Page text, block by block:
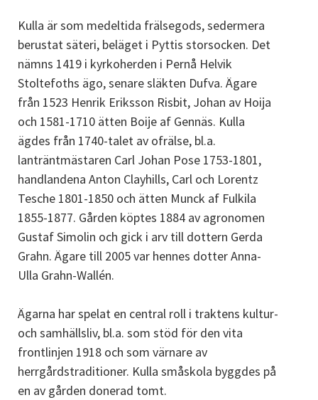
Kulla är som medeltida frälsegods, sedermera
berustat säteri, beläget i Pyttis storsocken. Det
nämns 1419 i kyrkoherden i Pernå Helvik
Stoltefoths ägo, senare släkten Dufva. Ägare
från 1523 Henrik Eriksson Risbit, Johan av Hoija
och 1581-1710 ätten Boije af Gennäs. Kulla
ägdes från 1740-talet av ofrälse, bl.a.
lanträntmästaren Carl Johan Pose 1753-1801,
handlandena Anton Clayhills, Carl och Lorentz
Tesche 1801-1850 och ätten Munck af Fulkila
1855-1877. Gården köptes 1884 av agronomen
Gustaf Simolin och gick i arv till dottern Gerda
Grahn. Ägare till 2005 var hennes dotter Anna-
Ulla Grahn-Wallén.
Ägarna har spelat en central roll i traktens kultur-
och samhällsliv, bl.a. som stöd för den vita
frontlinjen 1918 och som värnare av
herrgårdstraditioner. Kulla småskola byggdes på
en av gården donerad tomt.